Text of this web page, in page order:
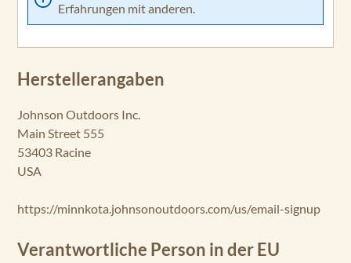
Erfahrungen mit anderen.
Herstellerangaben
Johnson Outdoors Inc.
Main Street 555
53403 Racine
USA
https://minnkota.johnsonoutdoors.com/us/email-signup
Verantwortliche Person in der EU